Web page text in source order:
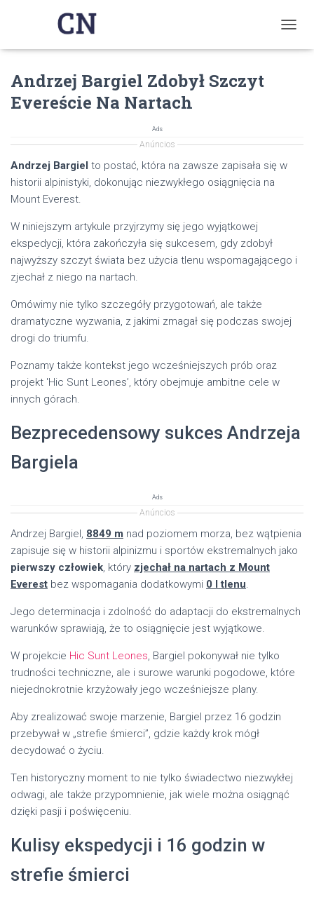
O
Andrzej Bargiel Zdobył Szczyt
Evereście Na Nartach
Ads
Anúncios
Andrzej Bargiel to postać, która na zawsze zapisała się w
historii alpinistyki, dokonując niezwykłego osiągnięcia na
Mount Everest.
W niniejszym artykule przyjrzymy się jego wyjątkowej
ekspedycji, która zakończyła się sukcesem, gdy zdobył
najwyższy szczyt świata bez użycia tlenu wspomagającego i
zjechał z niego na nartach.
Omówimy nie tylko szczegóły przygotowań, ale także
dramatyczne wyzwania, z jakimi zmagał się podczas swojej
drogi do triumfu.
Poznamy także kontekst jego wcześniejszych prób oraz
projekt 'Hic Sunt Leones’, który obejmuje ambitne cele w
innych górach.
Bezprecedensowy sukces Andrzeja
Bargiela
Ads
Anúncios
Andrzej Bargiel, 8849 m nad poziomem morza, bez wątpienia
zapisuje się w historii alpinizmu i sportów ekstremalnych jako
pierwszy człowiek, który zjechał na nartach z Mount
Everest bez wspomagania dodatkowymi 0 l tlenu.
Jego determinacja i zdolność do adaptacji do ekstremalnych
warunków sprawiają, że to osiągnięcie jest wyjątkowe.
W projekcie Hic Sunt Leones, Bargiel pokonywał nie tylko
trudności techniczne, ale i surowe warunki pogodowe, które
niejednokrotnie krzyżowały jego wcześniejsze plany.
Aby zrealizować swoje marzenie, Bargiel przez 16 godzin
przebywał w „strefie śmierci”, gdzie każdy krok mógł
decydować o życiu.
Ten historyczny moment to nie tylko świadectwo niezwykłej
odwagi, ale także przypomnienie, jak wiele można osiągnąć
dzięki pasji i poświęceniu.
Kulisy ekspedycji i 16 godzin w
strefie śmierci